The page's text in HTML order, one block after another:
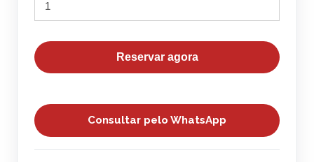
Reservar agora
Consultar pelo WhatsApp